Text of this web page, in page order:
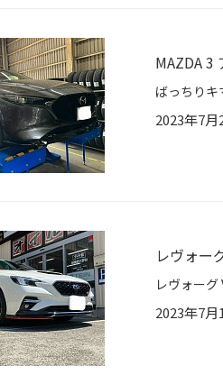
MAZDA 3
2023年7月
レヴォ
2023年7月